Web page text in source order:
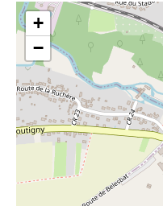
+
−